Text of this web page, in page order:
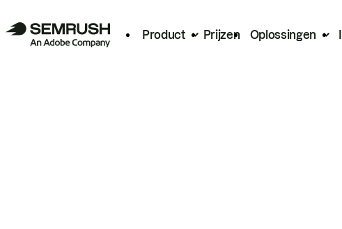
Product Prijzen Oplossingen